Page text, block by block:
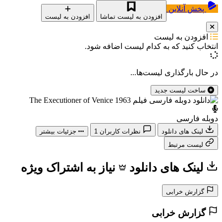
پخش آنلاین
افزودن به لیست تماشا افزودن به لیست
افزودن به لیست
انتخاب کنید که به کدام لیست اضافه شود.
در حال بارگذاری لیست‌ها...
دوبله فارسی
1
جزئیات بیشتر
لینک های دانلود نیاز به اشتراک ویژه
گزارش خرابی
گزارش خرابی